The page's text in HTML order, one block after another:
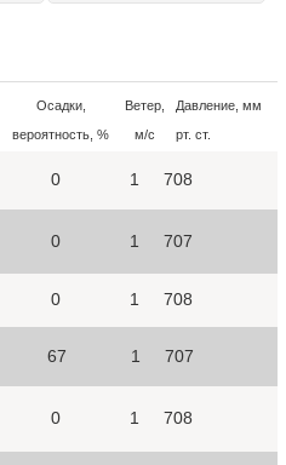
Осадки,
вероятность, %
Ветер,
м/с
Давление, мм
рт. ст.
0 1 708
0 1 707
0 1 708
67 1 707
0 1 708